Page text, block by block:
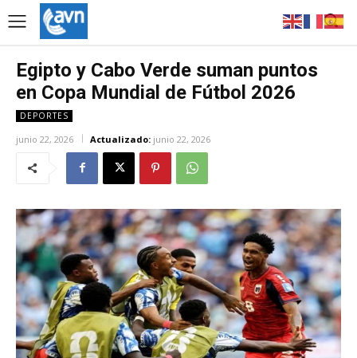
Egipto y Cabo Verde suman puntos
en Copa Mundial de Fútbol 2026
DEPORTES
junio 22, 2026 Actualizado: junio 22, 2026